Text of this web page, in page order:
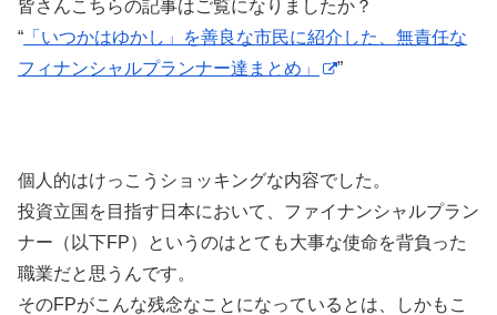
皆さんこちらの記事はご覧になりましたか？
“ 「いつかはゆかし」を善良な市民に紹介した、無責任な
フィナンシャルプランナー達まとめ」
”
個人的はけっこうショッキングな内容でした。
投資立国を目指す日本において、ファイナンシャルプラン
ナー（以下FP）というのはとても大事な使命を背負った
職業だと思うんです。
そのFPがこんな残念なことになっているとは、しかもこ